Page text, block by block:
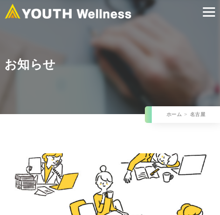
お知らせ
ホーム 名古屋